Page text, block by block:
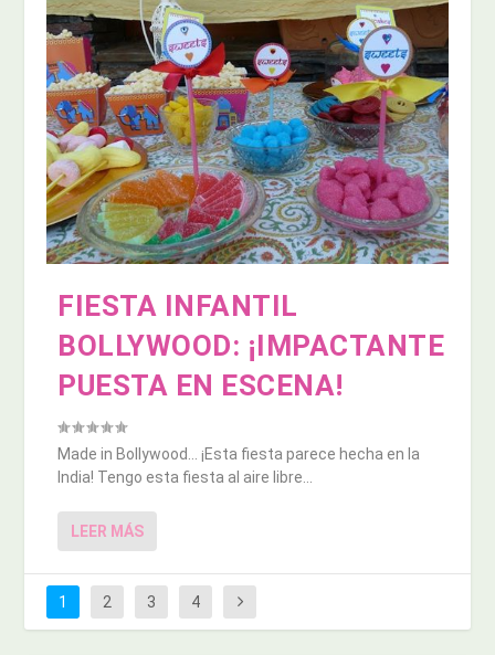
FIESTA INFANTIL
BOLLYWOOD: ¡IMPACTANTE
PUESTA EN ESCENA!
Made in Bollywood… ¡Esta fiesta parece hecha en la
India! Tengo esta fiesta al aire libre...
LEER MÁS
1 2 3 4